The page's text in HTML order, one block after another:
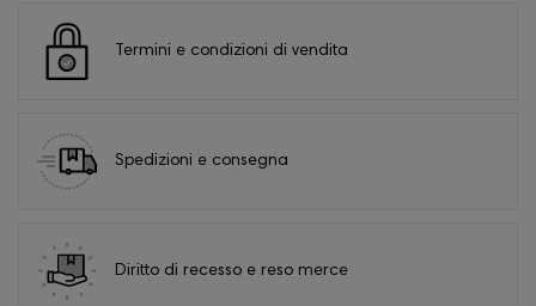
Termini e condizioni di vendita
Spedizioni e consegna
Diritto di recesso e reso merce